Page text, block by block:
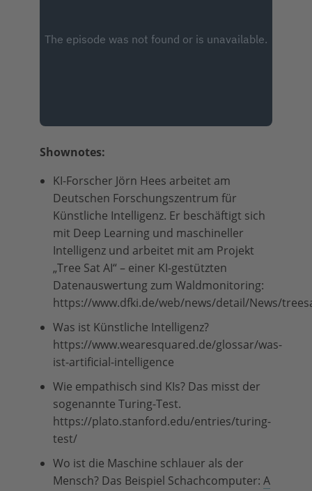
Shownotes:
KI-Forscher Jörn Hees arbeitet am
Deutschen Forschungszentrum für
Künstliche Intelligenz. Er beschäftigt sich
mit Deep Learning und maschineller
Intelligenz und arbeitet mit am Projekt
„Tree Sat AI“ – einer KI-gestützten
Datenauswertung zum Waldmonitoring:
https://www.dfki.de/web/news/detail/News/
Was ist Künstliche Intelligenz?
https://www.wearesquared.de/glossar/was-
ist-artificial-intelligence
Wie empathisch sind KIs? Das misst der
sogenannte Turing-Test.
https://plato.stanford.edu/entries/turing-
test/
Wo ist die Maschine schlauer als der
Mensch? Das Beispiel Schachcomputer: A